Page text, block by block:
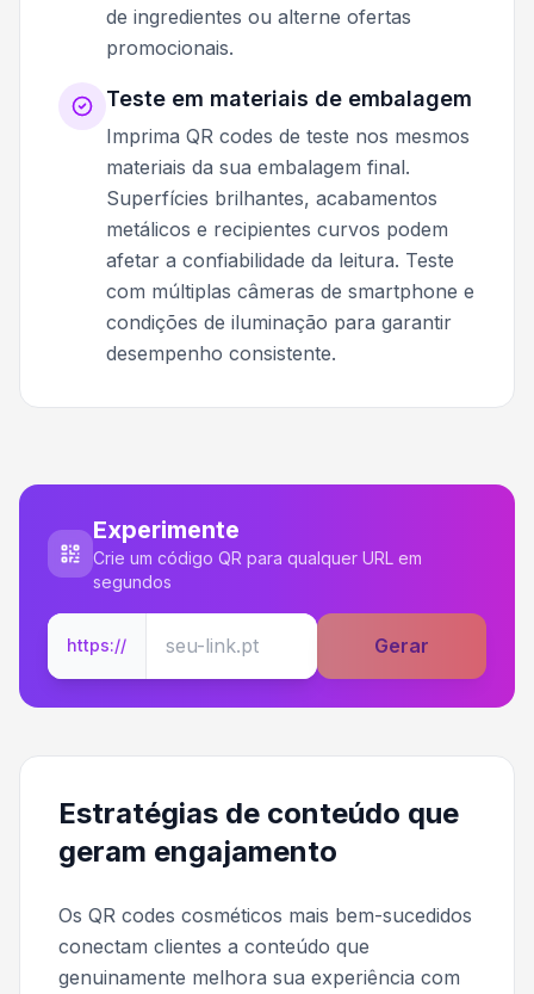
de ingredientes ou alterne ofertas
promocionais.
Teste em materiais de embalagem
Imprima QR codes de teste nos mesmos
materiais da sua embalagem final.
Superfícies brilhantes, acabamentos
metálicos e recipientes curvos podem
afetar a confiabilidade da leitura. Teste
com múltiplas câmeras de smartphone e
condições de iluminação para garantir
desempenho consistente.
Experimente
Crie um código QR para qualquer URL em
segundos
https:// Gerar
Estratégias de conteúdo que
geram engajamento
Os QR codes cosméticos mais bem-sucedidos
conectam clientes a conteúdo que
genuinamente melhora sua experiência com